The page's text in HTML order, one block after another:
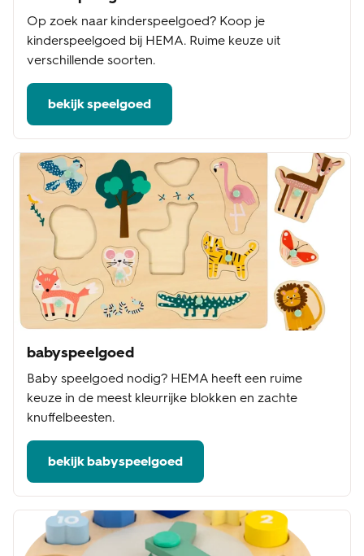
Op zoek naar kinderspeelgoed? Koop je
kinderspeelgoed bij HEMA. Ruime keuze uit
verschillende soorten.
bekijk speelgoed
babyspeelgoed
Baby speelgoed nodig? HEMA heeft een ruime
keuze in de meest kleurrijke blokken en zachte
knuffelbeesten.
bekijk babyspeelgoed